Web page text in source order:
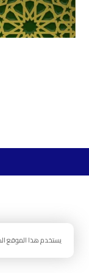
يستخدم هذا الموقع